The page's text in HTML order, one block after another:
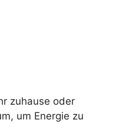
zuhause oder
um Energie zu